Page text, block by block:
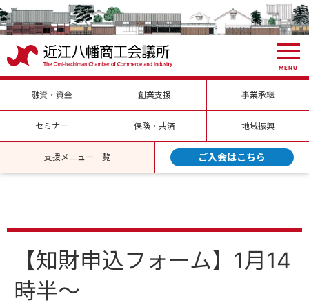
MENU
融資・資金 創業支援 事業承継
セミナー 保険・共済 地域振興
支援メニュー一覧 ご入会はこちら
【知財申込フォーム】1月14
時半～